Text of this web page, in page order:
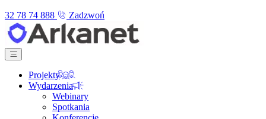
32 78 74 888
Zadzwoń
Projekty
Wydarzenia
Webinary
Spotkania